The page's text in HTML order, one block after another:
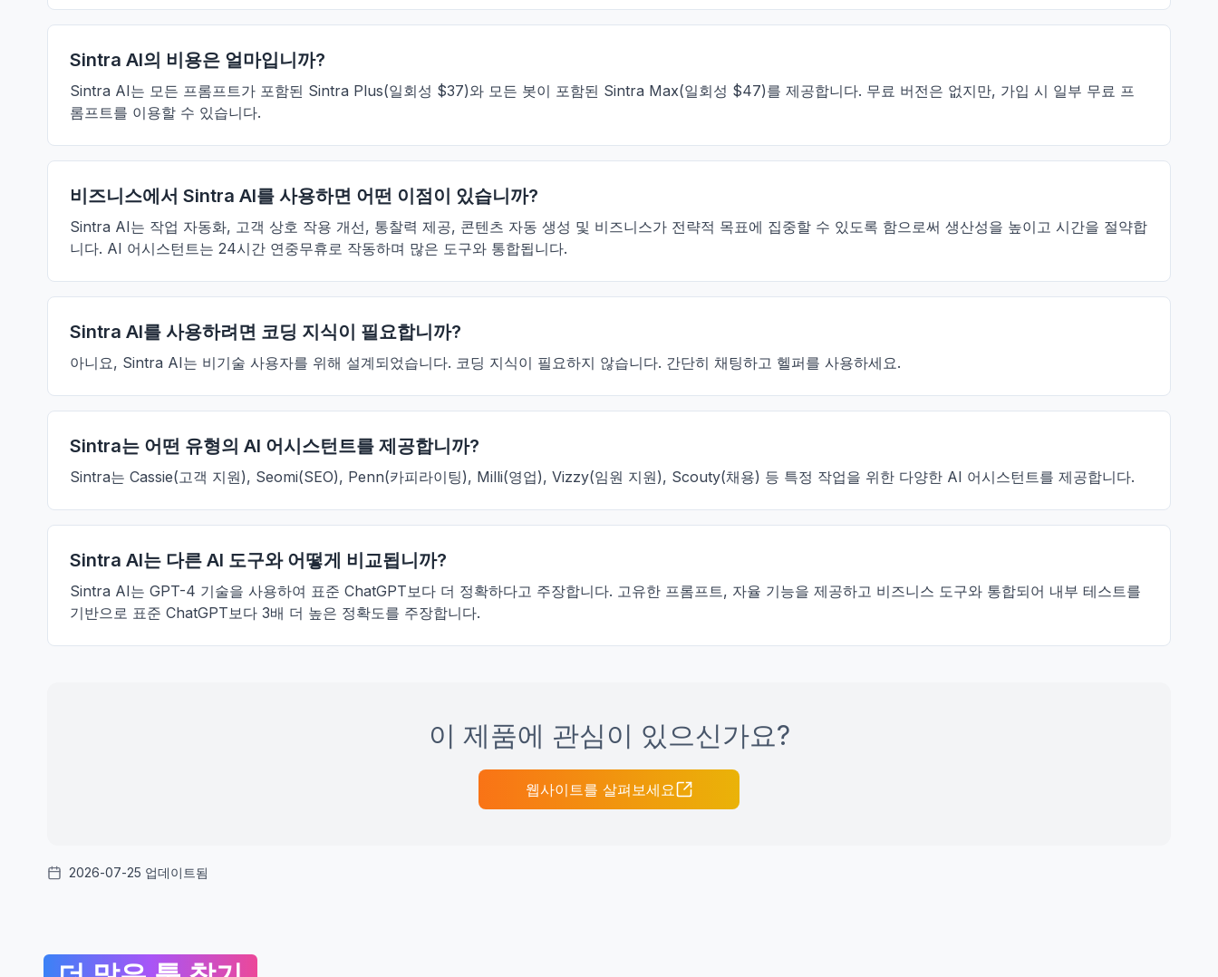
Sintra AI의 비용은 얼마입니까?
Sintra AI는 모든 프롬프트가 포함된 Sintra Plus(일회성 $37)와 모든 봇이 포함된 Sintra Max(일회성 $47)를 제공합니다. 무료 버전은 없지만, 가입 시 일부 무료 프
롬프트를 이용할 수 있습니다.
비즈니스에서 Sintra AI를 사용하면 어떤 이점이 있습니까?
Sintra AI는 작업 자동화, 고객 상호 작용 개선, 통찰력 제공, 콘텐츠 자동 생성 및 비즈니스가 전략적 목표에 집중할 수 있도록 함으로써 생산성을 높이고 시간을 절약합
니다. AI 어시스턴트는 24시간 연중무휴로 작동하며 많은 도구와 통합됩니다.
Sintra AI를 사용하려면 코딩 지식이 필요합니까?
아니요, Sintra AI는 비기술 사용자를 위해 설계되었습니다. 코딩 지식이 필요하지 않습니다. 간단히 채팅하고 헬퍼를 사용하세요.
Sintra는 어떤 유형의 AI 어시스턴트를 제공합니까?
Sintra는 Cassie(고객 지원), Seomi(SEO), Penn(카피라이팅), Milli(영업), Vizzy(임원 지원), Scouty(채용) 등 특정 작업을 위한 다양한 AI 어시스턴트를 제공합니다.
Sintra AI는 다른 AI 도구와 어떻게 비교됩니까?
Sintra AI는 GPT-4 기술을 사용하여 표준 ChatGPT보다 더 정확하다고 주장합니다. 고유한 프롬프트, 자율 기능을 제공하고 비즈니스 도구와 통합되어 내부 테스트를
기반으로 표준 ChatGPT보다 3배 더 높은 정확도를 주장합니다.
이 제품에 관심이 있으신가요?
웹사이트를 살펴보세요
2026-07-25 업데이트됨